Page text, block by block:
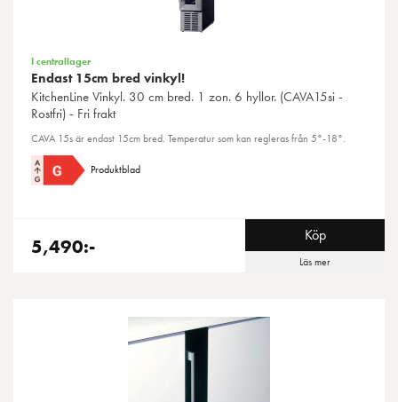
I centrallager
Endast 15cm bred vinkyl!
KitchenLine Vinkyl. 30 cm bred. 1 zon. 6 hyllor. (CAVA15si -
Rostfri) - Fri frakt
CAVA 15s är endast 15cm bred. Temperatur som kan regleras från 5°-18°.
Produktblad
5,490:- Köp
Läs mer